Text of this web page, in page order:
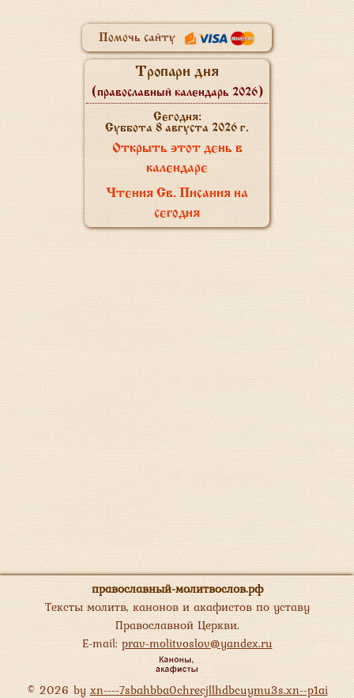
Помочь сайту
Тропари дня
(православный календарь 2026)
Сегодня:
Суббота 8 августа 2026 г.
Открыть этот день в
календаре
Чтения Св. Писания на
сегодня
православный-молитвослов.рф
Тексты молитв, канонов и акафистов по уставу
Православной Церкви.
E-mail: prav-molitvoslov@yandex.ru
© 2026 by xn----7sbahbba0chrecjllhdbcuymu3s.xn--p1ai